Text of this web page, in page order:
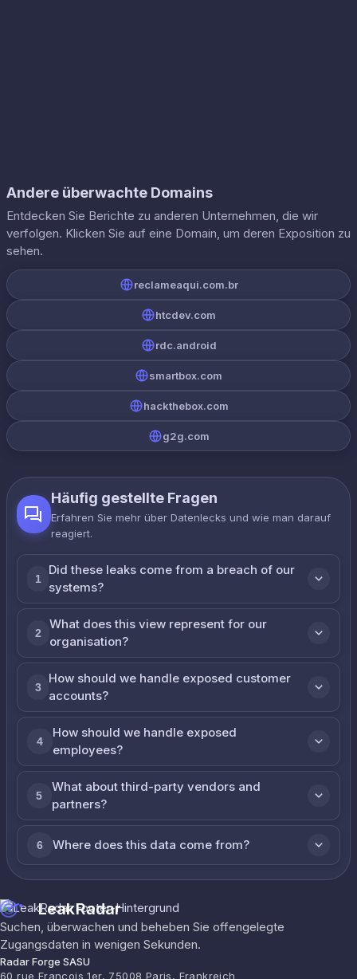
Andere überwachte Domains
Entdecken Sie Berichte zu anderen Unternehmen, die wir
verfolgen. Klicken Sie auf eine Domain, um deren Exposition zu
sehen.
reclameaqui.com.br
htcdev.com
rdc.android
smartbox.com
hackthebox.com
g2g.com
Häufig gestellte Fragen
Erfahren Sie mehr über Datenlecks und wie man darauf
reagiert.
1
Did these leaks come from a breach of our
systems?
2
What does this view represent for our
organisation?
3
How should we handle exposed customer
accounts?
4
How should we handle exposed
employees?
5
What about third-party vendors and
partners?
6 Where does this data come from?
LeakRadar
Suchen, überwachen und beheben Sie offengelegte
Zugangsdaten in wenigen Sekunden.
Radar Forge SASU
60 rue François 1er, 75008 Paris, Frankreich